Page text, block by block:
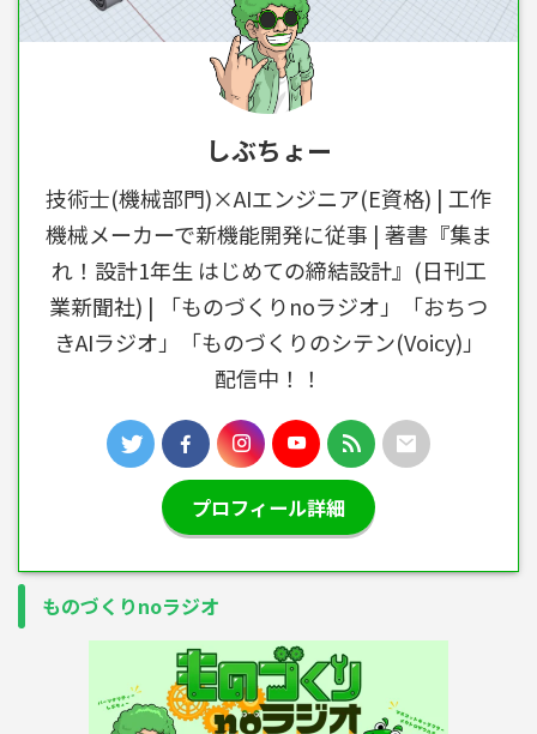
しぶちょー
技術士(機械部門)×AIエンジニア(E資格) | 工作
機械メーカーで新機能開発に従事 | 著書『集ま
れ！設計1年生 はじめての締結設計』(日刊工
業新聞社) | 「ものづくりnoラジオ」「おちつ
きAIラジオ」「ものづくりのシテン(Voicy)」
配信中！！
プロフィール詳細
ものづくりnoラジオ